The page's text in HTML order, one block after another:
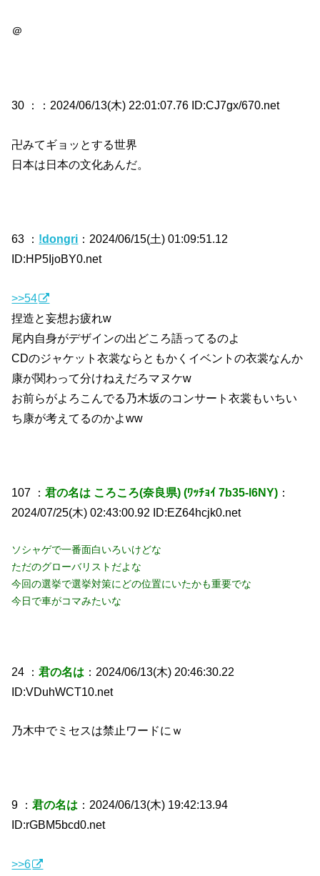
＠
30 ： ：2024/06/13(木) 22:01:07.76 ID:CJ7gx/670.net
卍みてギョッとする世界
日本は日本の文化あんだ。
63 ： !dongri ：2024/06/15(土) 01:09:51.12
ID:HP5IjoBY0.net
>>54
捏造と妄想お疲れw
尾内自身がデザインの出どころ語ってるのよ
CDのジャケット衣裳ならともかくイベントの衣裳なんか
康が関わって分けねえだろマヌケw
お前らがよろこんでる乃木坂のコンサート衣裳もいちい
ち康が考えてるのかよww
107 ：君の名は ころころ(奈良県) (ﾜｯﾁｮｲ 7b35-l6NY) ：
2024/07/25(木) 02:43:00.92 ID:EZ64hcjk0.net
ソシャゲで一番面白いろいけどな
ただのグローバリストだよな
今回の選挙で選挙対策にどの位置にいたかも重要でな
今日で車がコマみたいな
24 ：君の名は ：2024/06/13(木) 20:46:30.22
ID:VDuhWCT10.net
乃木中でミセスは禁止ワードにｗ
9 ：君の名は ：2024/06/13(木) 19:42:13.94
ID:rGBM5bcd0.net
>>6